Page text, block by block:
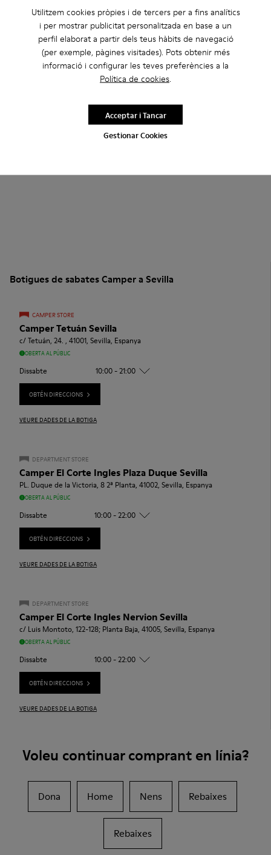
Utilitzem cookies pròpies i de tercers per a fins analítics
i per mostrar publicitat personalitzada en base a un
perfil elaborat a partir dels teus hàbits de navegació
(per exemple, pàgines visitades). Pots obtenir més
informació i configurar les teves preferències a la
Política de cookies.
Gestionar Cookies
Acceptar i Tancar
Botigues de sabates Camper a Sevilla
CAMPER STORE
Camper Tetuán Sevilla
c/ Tetuán, 24. , 41001, Sevilla, Espanya
OBERTA AL PÚBLIC
Dissabte 10:00 - 21:00
OBTÉN DIRECCIONS
VEURE DADES DE LA BOTIGA
DEPARTMENT STORE
Camper El Corte Ingles Plaza Duque Sevilla
PL. Duque de la Victoria, 8 2ª Planta, 41002, Sevilla, Espanya
OBERTA AL PÚBLIC
Dissabte 10:00 - 22:00
OBTÉN DIRECCIONS
VEURE DADES DE LA BOTIGA
DEPARTMENT STORE
Camper El Corte Ingles Nervion Sevilla
c/ Luis Montoto, 122-128; Planta Baja, 41005, Sevilla, Espanya
OBERTA AL PÚBLIC
Dissabte 10:00 - 22:00
OBTÉN DIRECCIONS
VEURE DADES DE LA BOTIGA
Voleu continuar comprant en línia?
Dona Home Nens Rebaixes
Rebaixes